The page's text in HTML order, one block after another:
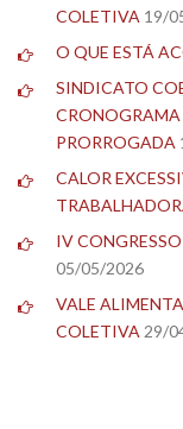
COLETIVA 19/
O QUE ESTÁ
SINDICATO
PRORROGADA
CALOR
IV
05/05/2026
VALE
COLETIVA 29/